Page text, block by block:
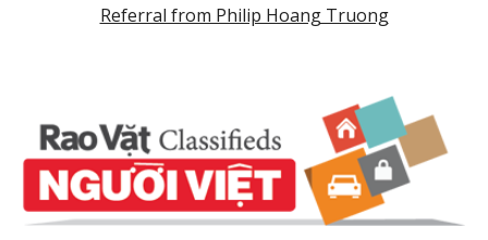
Referral from Philip Hoang Truong